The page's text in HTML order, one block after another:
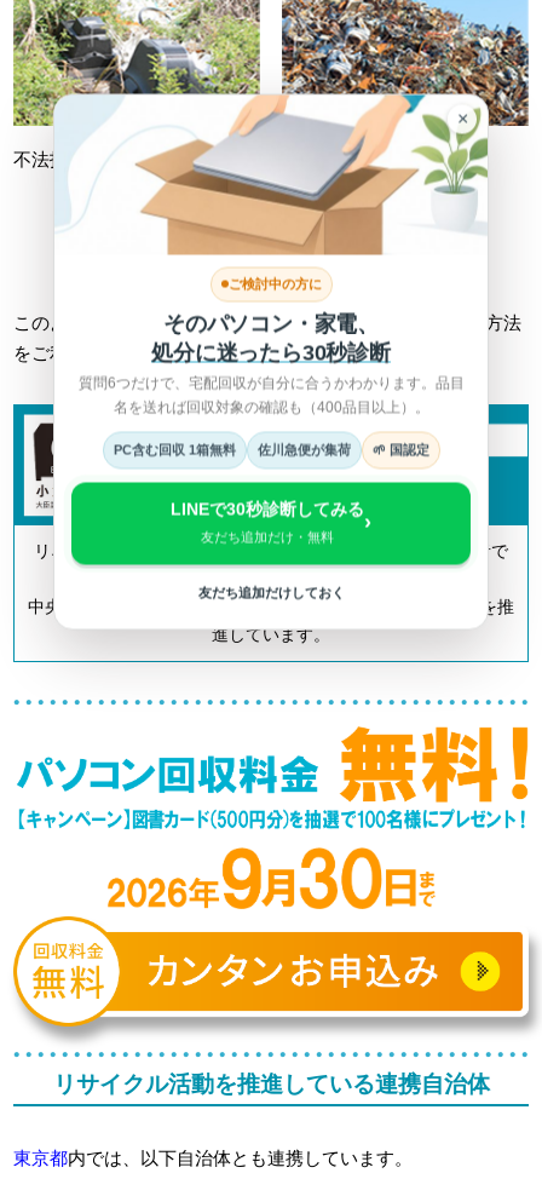
不法投棄 不適切処理
詳しくは総務省HPへ >
このようなトラブルに巻き込まれない為にも、正しい回収方法
をご利用ください。
リネットジャパンは「小型家電リサイクル法」の認定事業者で
中央区を含む全国700以上の自治体とも連携してリサイクルを推
進しています。
リサイクル活動を推進している連携自治体
東京都内では、以下自治体とも連携しています。
×
ご検討中の方に
そのパソコン・家電、
処分に迷ったら30秒診断
質問6つだけで、宅配回収が自分に合うかわかります。品目
名を送れば回収対象の確認も（400品目以上）。
PC含む回収 1箱無料 佐川急便が集荷 🌱 国認定
LINEで30秒診断してみる
友だち追加だけ・無料
›
友だち追加だけしておく